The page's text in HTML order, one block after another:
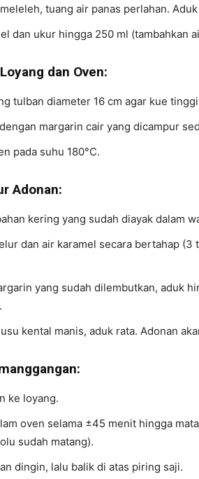
tuang air panas perlahan.
dan ukur hingga 250 ml (tambahkan
dan Oven:
tulban diameter 16 cm agar kue
margarin cair yang dicampur
pada suhu 180°C.
Adonan:
kering yang sudah diayak dalam
dan air karamel secara bertahap (3
yang sudah dilembutkan, aduk
kental manis, aduk rata. Adonan
ke loyang.
oven selama ±45 menit hingga
sudah matang).
dingin, lalu balik di atas piring saji.